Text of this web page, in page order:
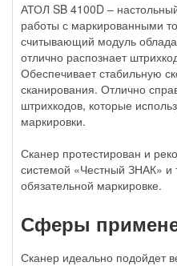
АТОЛ SB 4100D –
работы с маркированными
считывающий модуль
отлично распознает
Обеспечивает стабильную
сканирования. Отлично
штрихкодов, которые
маркировки.
Сканер протестирован и
системой «Честный ЗНАК»
обязательной маркировке.
Сферы
Сканер идеально подойдет